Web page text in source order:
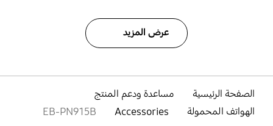
عرض المزيد
الصفحة الرئيسية
مساعدة ودعم المنتج
الهواتف المحمولة
Accessories
EB-PN915B